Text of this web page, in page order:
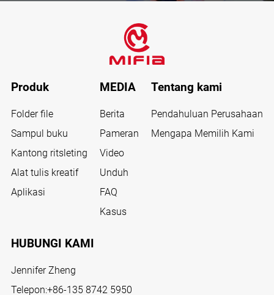
Produk
Folder file
Sampul buku
Kantong ritsleting
Alat tulis kreatif
Aplikasi
MEDIA
Berita
Pameran
Video
Unduh
FAQ
Kasus
Tentang kami
Pendahuluan Perusahaan
Mengapa Memilih Kami
HUBUNGI KAMI
Jennifer Zheng
Telepon:+86-135 8742 5950